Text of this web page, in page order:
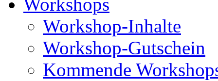
Workshops
Workshop-Inhalte
Workshop-Gutschein
Kommende